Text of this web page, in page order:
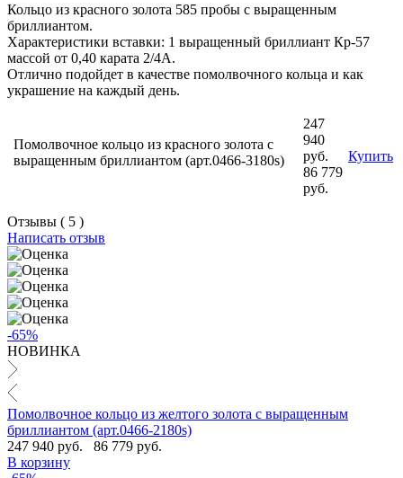
Кольцо из красного золота 585 пробы с выращенным
бриллиантом.
Характеристики вставки: 1 выращенный бриллиант Кр-57
массой от 0,40 карата 2/4А.
Отлично подойдет в качестве помолвочного кольца и как
украшение на каждый день.
Помолвочное кольцо из красного золота с
выращенным бриллиантом (арт.0466-3180s)
247
940
руб.
86 779
руб.
Купить
Отзывы ( 5 )
Написать отзыв
-65%
НОВИНКА
Помолвочное кольцо из желтого золота с выращенным
бриллиантом (арт.0466-2180s)
247 940 руб.
86 779 руб.
В корзину